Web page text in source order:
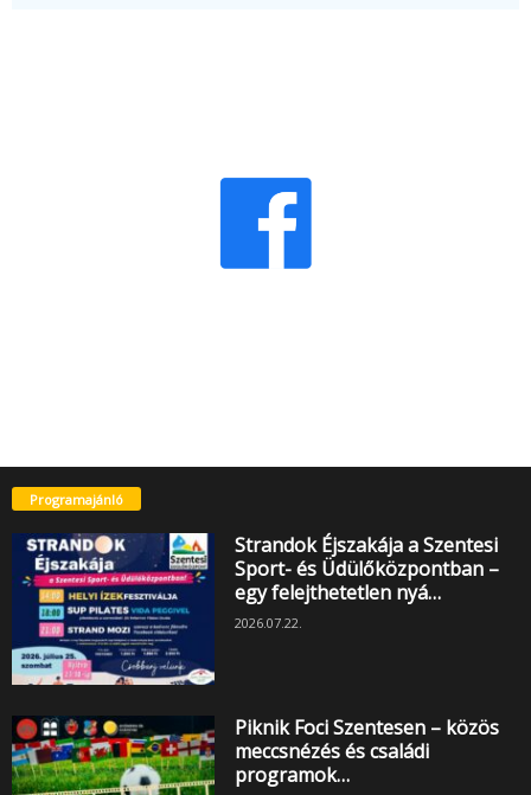
Programajánló
Strandok Éjszakája a Szentesi
Sport- és Üdülőközpontban –
egy felejthetetlen nyá…
2026.07.22.
Piknik Foci Szentesen – közös
meccsnézés és családi
programok…